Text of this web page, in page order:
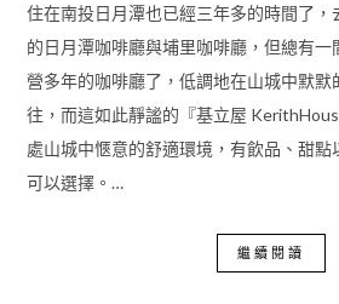
住在南投日月潭也已經三年多的時間了，
的日月潭咖啡廳與埔里咖啡廳，但總有
營多年的咖啡廳了，低調地在山城中默
往，而這如此靜謐的『基立屋
處山城中愜意的舒適環境，有飲品、甜
可以選擇。…
繼續閱讀